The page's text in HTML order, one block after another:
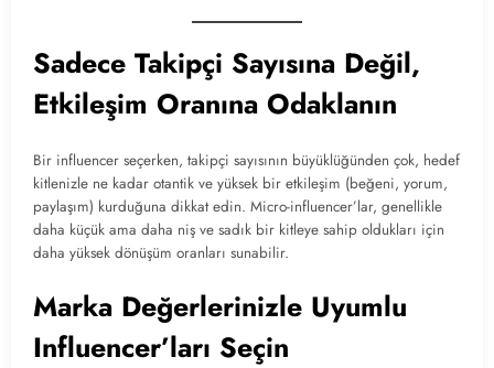
Sadece Takipçi Sayısına Değil,
Etkileşim Oranına Odaklanın
Bir influencer seçerken, takipçi sayısının büyüklüğünden çok, hedef
kitlenizle ne kadar otantik ve yüksek bir etkileşim (beğeni, yorum,
paylaşım) kurduğuna dikkat edin. Micro-influencer’lar, genellikle
daha küçük ama daha niş ve sadık bir kitleye sahip oldukları için
daha yüksek dönüşüm oranları sunabilir.
Marka Değerlerinizle Uyumlu
Influencer’ları Seçin